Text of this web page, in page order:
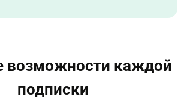
возможности каждой
подписки